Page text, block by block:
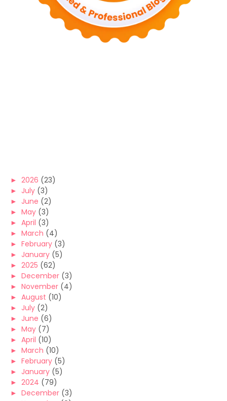
► 2026 (23)
► July (3)
► June (2)
► May (3)
► April (3)
► March (4)
► February (3)
► January (5)
► 2025 (62)
► December (3)
► November (4)
► August (10)
► July (2)
► June (6)
► May (7)
► April (10)
► March (10)
► February (5)
► January (5)
► 2024 (79)
► December (3)